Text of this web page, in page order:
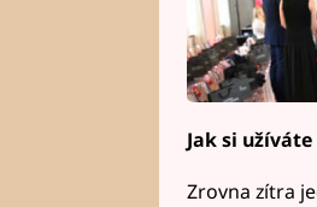
Jak si
Zrovna zítra